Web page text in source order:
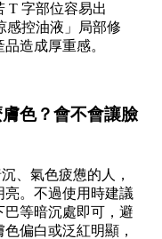
T 字部位容易出
感控油液」局部修
造成厚重感。
色？會不會讓臉
、氣色疲憊的人，
。不過使用時建議
等暗沉處即可，避
偏白或泛紅明顯，